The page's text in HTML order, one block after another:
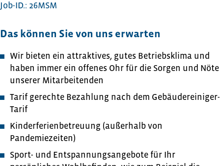
Job-ID.: 26MSM
Das können Sie von uns erwarten
Wir bieten ein attraktives, gutes Betriebsklima und
haben immer ein offenes Ohr für die Sorgen und Nöte
unserer Mitarbeitenden
Tarif gerechte Bezahlung nach dem Gebäudereiniger-
Tarif
Kinderferienbetreuung (außerhalb von
Pandemiezeiten)
Sport- und Entspannungsangebote für Ihr